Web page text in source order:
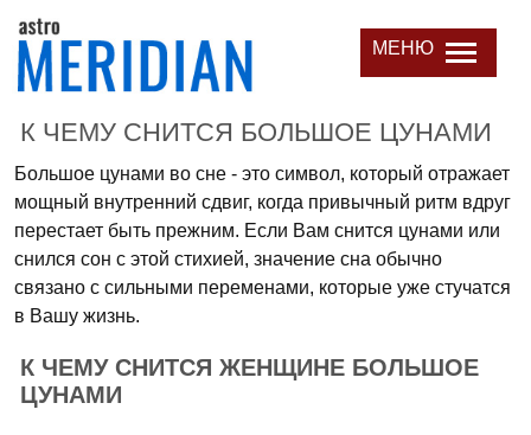
МЕНЮ
К ЧЕМУ СНИТСЯ БОЛЬШОЕ ЦУНАМИ
Большое цунами во сне - это символ, который отражает
мощный внутренний сдвиг, когда привычный ритм вдруг
перестает быть прежним. Если Вам снится цунами или
снился сон с этой стихией, значение сна обычно
связано с сильными переменами, которые уже стучатся
в Вашу жизнь.
К ЧЕМУ СНИТСЯ ЖЕНЩИНЕ БОЛЬШОЕ
ЦУНАМИ